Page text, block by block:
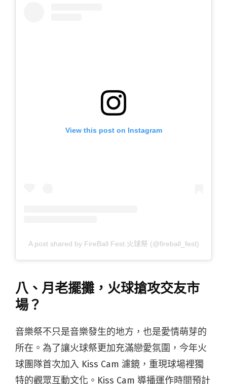
View this post on Instagram
A post shared by FireBall Fest.火球祭 (@fireball_fest)
八、月老擺攤，火球搶攻交友市
場？
音樂祭不只是音樂發生的地方，也是愛情萌芽的
所在。為了讓火球祭更加充滿戀愛氛圍，今年火
球團隊首次加入 Kiss Cam 濾鏡，重現球場裡獨
特的觀眾互動文化。Kiss Cam 導播運作時間預計